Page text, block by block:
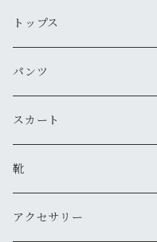
デニムジャケット
古着
新品
レザージャケット
古着
新品
ミリタリージャケット
古着
新品
ダウンジャケット
古着
スタジアムジャンバー
トップス
ニット・セーター
古着
新品
カーディガン
Tシャツ・カットソー（半
古着
Tシャツ・カットソー（長
パンツ
デニム・ジーンズ
古着
新品
ワークパンツ
新品
ミリタリー・カーゴパンツ
スカート
古着
靴
スニーカー
アクセサリー